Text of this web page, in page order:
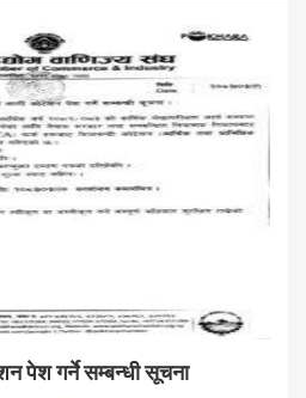
पेश गर्ने सम्बन्धी सूचना